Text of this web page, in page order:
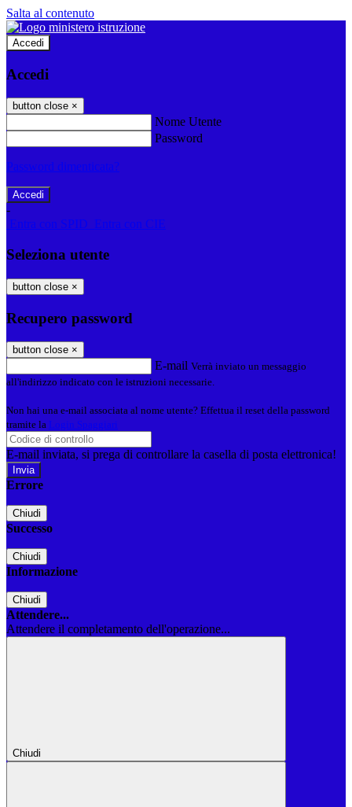
Salta al contenuto
Accedi
Accedi
button close ×
Nome Utente
Password
Password dimenticata?
-
Entra con SPID
Entra con CIE
Seleziona utente
button close ×
Recupero password
button close ×
E-mail Verrà inviato un messaggio
all'indirizzo indicato con le istruzioni necessarie.
Non hai una e-mail associata al nome utente? Effettua il reset della password
tramite la Login Spaggiari
E-mail inviata, si prega di controllare la casella di posta elettronica!
Errore
Chiudi
Successo
Chiudi
Informazione
Chiudi
Attendere...
Attendere il completamento dell'operazione...
Chiudi